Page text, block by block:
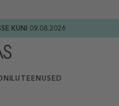
KUNI 09.08.2026
ILUTEENUSED